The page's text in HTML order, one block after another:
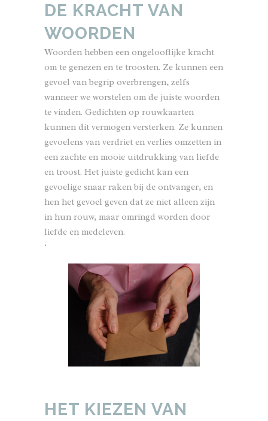
DE KRACHT VAN
WOORDEN
Woorden hebben een ongelooflijke kracht
om te genezen en te troosten. Ze kunnen een
gevoel van begrip overbrengen, zelfs
wanneer we worstelen om de juiste woorden
te vinden. Gedichten op rouwkaarten
kunnen dit vermogen versterken. Ze kunnen
gevoelens van verdriet en verlies omzetten in
een zachte en mooie uitdrukking van liefde
en troost. Het juiste gedicht kan een
gevoelige snaar raken bij de ontvanger, en
hen het gevoel geven dat ze niet alleen zijn
in hun rouw, maar omringd worden door
liefde en medeleven.
‘
HET KIEZEN VAN